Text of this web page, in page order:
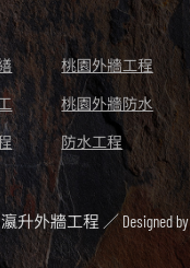
桃園外牆工程
桃園外牆防水
防水工程
瀛升外牆工程 ／ Designed by